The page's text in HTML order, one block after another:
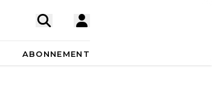
ABONNEMENT